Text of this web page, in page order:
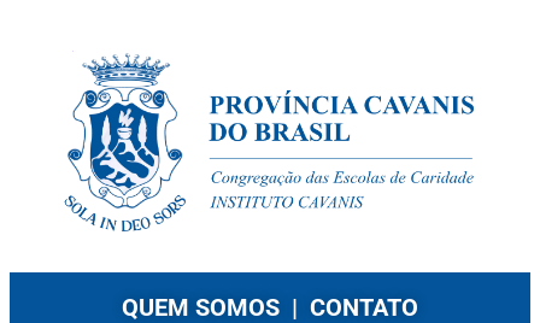
QUEM SOMOS | CONTATO